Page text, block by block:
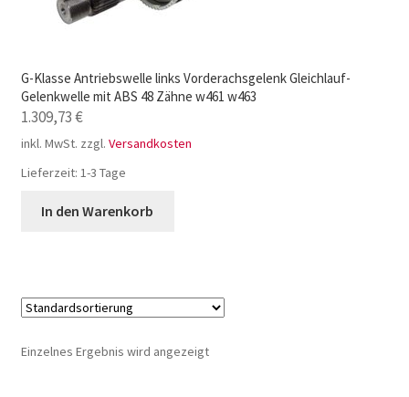
G-Klasse Antriebswelle links Vorderachsgelenk Gleichlauf-
Gelenkwelle mit ABS 48 Zähne w461 w463
1.309,73€
inkl. MwSt. zzgl. Versandkosten
Lieferzeit: 1-3 Tage
In den Warenkorb
Einzelnes Ergebnis wird angezeigt